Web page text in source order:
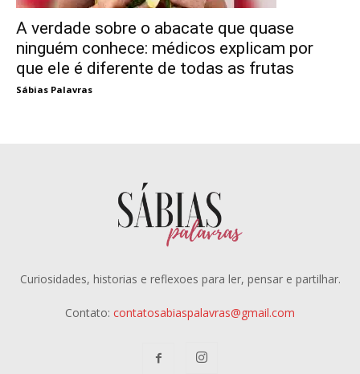
A verdade sobre o abacate que quase
ninguém conhece: médicos explicam por
que ele é diferente de todas as frutas
Sábias Palavras
Curiosidades, historias e reflexoes para ler, pensar e partilhar.
Contato: contatosabiaspalavras@gmail.com